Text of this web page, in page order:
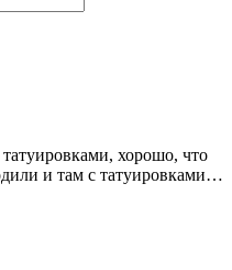
хорошо, что
и там с татуировками…